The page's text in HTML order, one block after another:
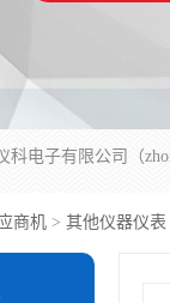
商机 > 其他仪器仪表